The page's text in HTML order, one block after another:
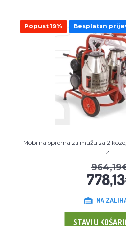
Popust 19% Besplatan
Mobilna oprema za mužu za 2
2...
NA
STAVI U